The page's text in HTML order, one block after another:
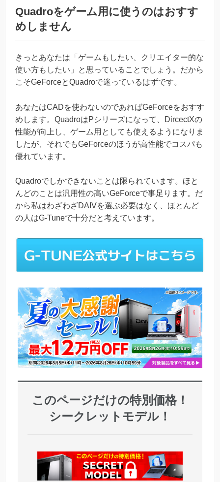
Quadroをゲーム用に使うのはおすす
めしません
きっとあなたは「ゲームもしたい、クリエイター的な
使い方もしたい」と思っていることでしょう。だから
こそGeForceとQuadroで迷っているはずです。
あなたはCADを使わないのであればGeForceをおすす
めします。QuadroはPシリーズになって、DircectXの
性能が向上し、ゲーム用としても使えるようになりま
したが、それでもGeForceのほうが高性能でコスパも
優れています。
Quadroでしかできないことは限られています。ほと
んどのことは汎用性の高いGeForceで事足ります。だ
から私はわざわざDAIVを選ぶ必要はなく、ほとんど
の人はG-Tuneで十分だと考えています。
このページだけの特別価格！
シークレットモデル！